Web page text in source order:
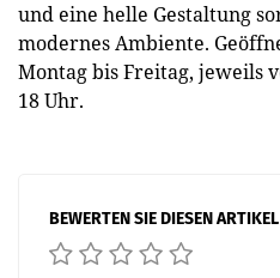
und eine helle Gestaltung
modernes Ambiente.
Montag bis Freitag, jeweils
18 Uhr.
BEWERTEN SIE DIESEN ARTIKEL